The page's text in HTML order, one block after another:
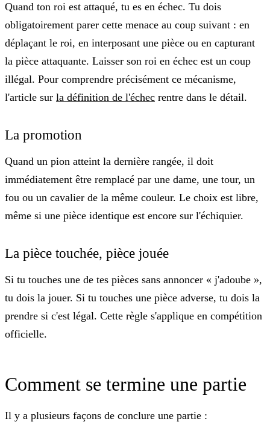
Quand ton roi est attaqué, tu es en échec. Tu dois
obligatoirement parer cette menace au coup suivant : en
déplaçant le roi, en interposant une pièce ou en capturant
la pièce attaquante. Laisser son roi en échec est un coup
illégal. Pour comprendre précisément ce mécanisme,
l'article sur la définition de l'échec rentre dans le détail.
La promotion
Quand un pion atteint la dernière rangée, il doit
immédiatement être remplacé par une dame, une tour, un
fou ou un cavalier de la même couleur. Le choix est libre,
même si une pièce identique est encore sur l'échiquier.
La pièce touchée, pièce jouée
Si tu touches une de tes pièces sans annoncer « j'adoube »,
tu dois la jouer. Si tu touches une pièce adverse, tu dois la
prendre si c'est légal. Cette règle s'applique en compétition
officielle.
Comment se termine une partie
Il y a plusieurs façons de conclure une partie :